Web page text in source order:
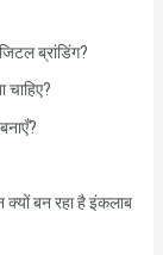
ब्रांडिंग?
बन रहा है इंकलाब